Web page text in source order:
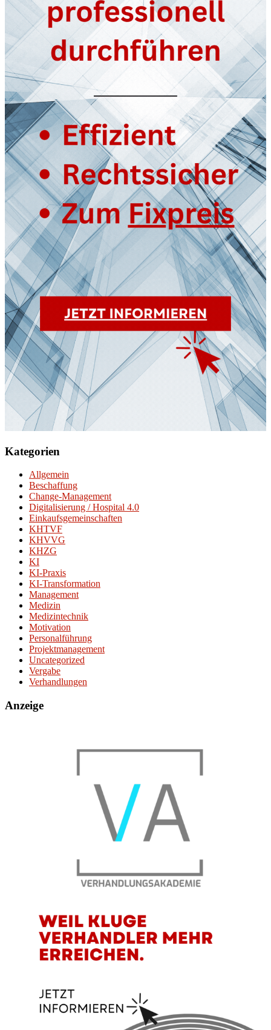
Kategorien
Allgemein
Beschaffung
Change-Management
Digitalisierung / Hospital 4.0
Einkaufsgemeinschaften
KHTVF
KHVVG
KHZG
KI
KI-Praxis
KI-Transformation
Management
Medizin
Medizintechnik
Motivation
Personalführung
Projektmanagement
Uncategorized
Vergabe
Verhandlungen
Anzeige